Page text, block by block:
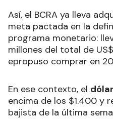
Así, el BCRA ya lleva
meta pactada en la
programa monetario:
millones del total de
epropuso comprar en
En ese contexto, el dólar
encima de los $1.400 y
bajista de la última